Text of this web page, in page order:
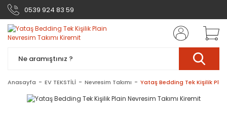
0539 924 83 59
Anasayfa EV TEKSTİLİ Nevresim Takımı Yataş Bedding Tek Kişilik